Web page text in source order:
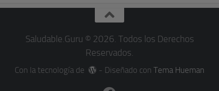
Saludable.Guru © 2026. Todos los Derechos
Reservados.
Con la tecnología de - Diseñado con Tema Hueman